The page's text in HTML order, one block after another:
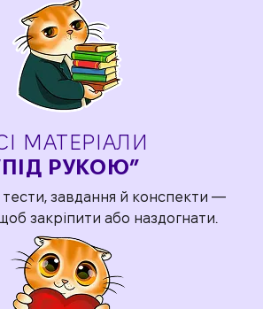
МАТЕРІАЛИ
РУКОЮ”
завдання й конспекти —
закріпити або наздогнати.